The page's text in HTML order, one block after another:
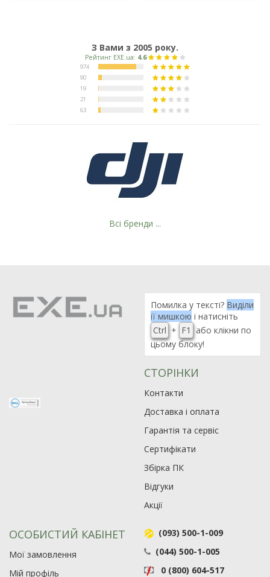
З Вами з 2005 року.
Всі бренди ...
Помилка у тексті? Виділи
її мишкою і натисніть
Ctrl + F1
або клікни по
цьому блоку!
СТОРІНКИ
Контакти
Доставка і оплата
Гарантія та сервіс
Сертифікати
Збірка ПК
Відгуки
Акції
ОСОБИСТИЙ КАБІНЕТ
Мої замовлення
Мій профіль
(093) 500-1-009
(044) 500-1-005
0 (800) 604-517